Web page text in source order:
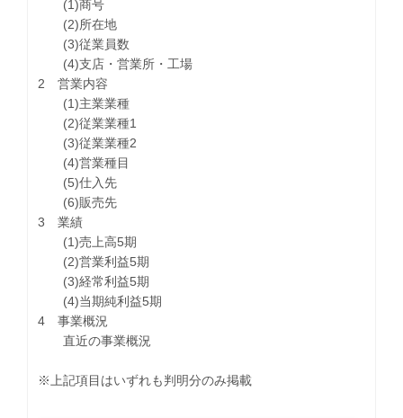
(1)商号
(2)所在地
(3)従業員数
(4)支店・営業所・工場
2 営業内容
(1)主業業種
(2)従業業種1
(3)従業業種2
(4)営業種目
(5)仕入先
(6)販売先
3 業績
(1)売上高5期
(2)営業利益5期
(3)経常利益5期
(4)当期純利益5期
4 事業概況
直近の事業概況
※上記項目はいずれも判明分のみ掲載